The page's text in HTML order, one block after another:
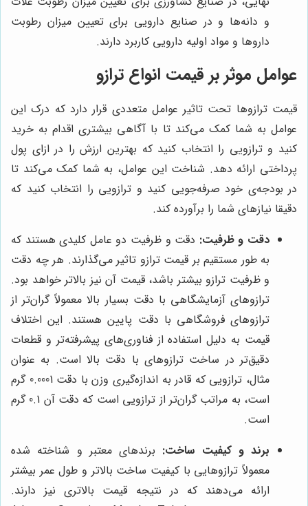
و دانه‌ها و در صنایع دارویی برای تعیین میزان رطوبت
داروها و مواد اولیه دارویی کاربرد دارند.
عوامل موثر بر قیمت انواع ترازو
قیمت ترازوها تحت تاثیر عوامل متعددی قرار دارد که درک این
عوامل به شما کمک می‌کند تا با آگاهی بیشتری اقدام به خرید
کنید و ترازویی را انتخاب کنید که بهترین ارزش را در ازای پول
پرداختی ارائه دهد. شناخت این عوامل، به شما کمک می‌کند تا
در بودجه‌ی خود صرفه‌جویی کنید و ترازویی را انتخاب کنید که
دقیقا نیازهای شما را برآورده کند.
دقت و ظرفیت: دقت و ظرفیت دو عامل کلیدی هستند که
به طور مستقیم بر قیمت ترازو تاثیر می‌گذارند. هر چه دقت
و ظرفیت ترازو بیشتر باشد، قیمت آن نیز بالاتر خواهد بود.
ترازوهای آزمایشگاهی با دقت بسیار بالا معمولاً گران‌تر از
ترازوهای فروشگاهی با دقت پایین هستند. این اختلاف
قیمت به دلیل استفاده از فناوری‌های پیشرفته‌تر و قطعات
دقیق‌تر در ساخت ترازوهای با دقت بالا است. به عنوان
مثال، ترازویی که قادر به اندازه‌گیری وزن با دقت 0.0001 گرم
است، به مراتب گران‌تر از ترازویی است که دقت آن 0.1 گرم
است.
برند و کیفیت ساخت: برندهای معتبر و شناخته شده
معمولاً ترازوهایی با کیفیت ساخت بالاتر و طول عمر بیشتر
ارائه می‌دهند که در نتیجه قیمت بالاتری نیز دارند.